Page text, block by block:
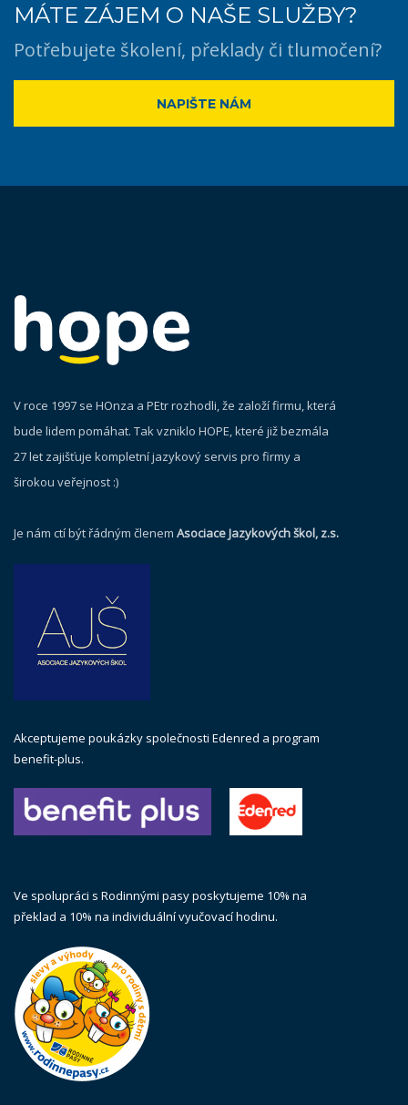
MÁTE ZÁJEM O NAŠE SLUŽBY?
Potřebujete školení, překlady či tlumočení?
NAPIŠTE NÁM
V roce 1997 se HOnza a PEtr rozhodli, že založí firmu, která
bude lidem pomáhat. Tak vzniklo HOPE, které již bezmála
27 let zajišťuje kompletní jazykový servis pro firmy a
širokou veřejnost :)
Je nám ctí být řádným členem Asociace Jazykových škol, z.s.
Akceptujeme poukázky společnosti Edenred a program
benefit-plus.
Ve spolupráci s Rodinnými pasy poskytujeme 10% na
překlad a 10% na individuální vyučovací hodinu.